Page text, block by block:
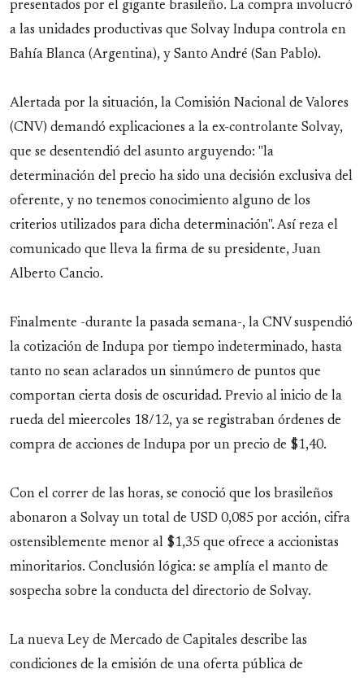
presentados por el gigante brasileño. La compra involucró
a las unidades productivas que Solvay Indupa controla en
Bahía Blanca (Argentina), y Santo André (San Pablo).
Alertada por la situación, la Comisión Nacional de Valores
(CNV) demandó explicaciones a la ex-controlante Solvay,
que se desentendió del asunto arguyendo: "la
determinación del precio ha sido una decisión exclusiva del
oferente, y no tenemos conocimiento alguno de los
criterios utilizados para dicha determinación". Así reza el
comunicado que lleva la firma de su presidente, Juan
Alberto Cancio.
Finalmente -durante la pasada semana-, la CNV suspendió
la cotización de Indupa por tiempo indeterminado, hasta
tanto no sean aclarados un sinnúmero de puntos que
comportan cierta dosis de oscuridad. Previo al inicio de la
rueda del mieercoles 18/12, ya se registraban órdenes de
compra de acciones de Indupa por un precio de $1,40.
Con el correr de las horas, se conoció que los brasileños
abonaron a Solvay un total de USD 0,085 por acción, cifra
ostensiblemente menor al $1,35 que ofrece a accionistas
minoritarios. Conclusión lógica: se amplía el manto de
sospecha sobre la conducta del directorio de Solvay.
La nueva Ley de Mercado de Capitales describe las
condiciones de la emisión de una oferta pública de